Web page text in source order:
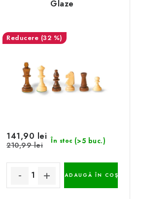
Glaze
(32 %)
În stoc (>5 buc.)
141,90 lei
210,99 lei
ADAUGĂ ÎN COŞ